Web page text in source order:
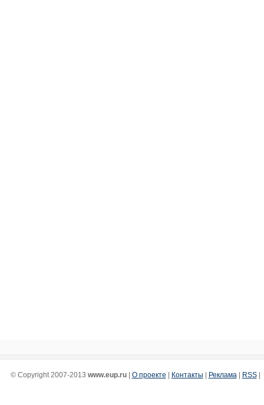
© Copyright 2007-2013 www.eup.ru| О проекте Контакты Реклама| RSS|